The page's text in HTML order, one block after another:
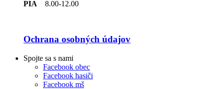
PIA 8.00-12.00
Ochrana osobných údajov
Spojte sa s nami
Facebook obec
Facebook hasiči
Facebook mš